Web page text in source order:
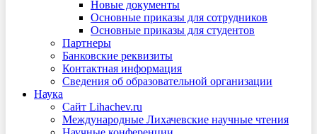
Новые документы
Основные приказы для сотрудников
Основные приказы для студентов
Партнеры
Банковские реквизиты
Контактная информация
Сведения об образовательной организации
Наука
Сайт Lihachev.ru
Международные Лихачевские научные чтения